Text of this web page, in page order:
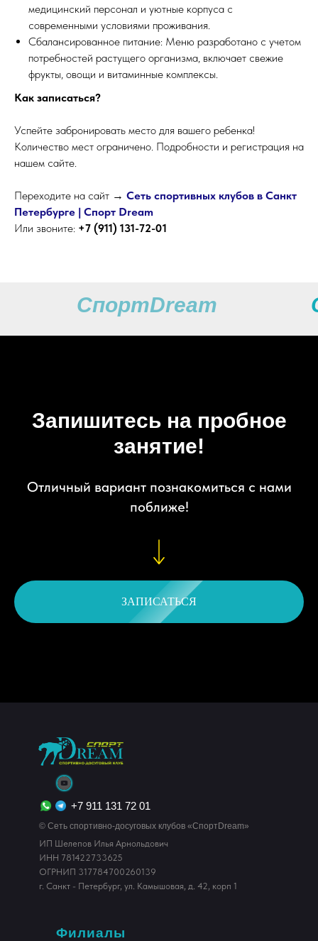
медицинский персонал и уютные корпуса с
современными условиями проживания.
Сбалансированное питание: Меню разработано с учетом
потребностей растущего организма, включает свежие
фрукты, овощи и витаминные комплексы.
Как записаться?
Успейте забронировать место для вашего ребенка!
Количество мест ограничено. Подробности и регистрация на
нашем сайте.
Переходите на сайт → Сеть спортивных клубов в Санкт
Петербурге | Cпорт Dream
Или звоните: +7 (911) 131-72-01
СпортDream
Запишитесь на пробное
занятие!
Отличный вариант познакомиться с нами
поближе!
ЗАПИСАТЬСЯ
Филиалы
© Сеть спортивно-досуговых клубов «СпортDream»
ИП Шелепов Илья Арнольдович
ИНН 781422733625
ОГРНИП 317784700260139
г. Санкт - Петербург, ул. Камышовая, д. 42, корп 1
+7 911 131 72 01